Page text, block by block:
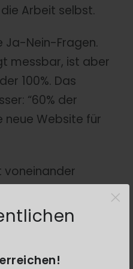
×
Arbeit selbst.
Ja-Nein-Fragen.
messbar, ist aber
100%. Das
“60% der
neue Website für
voneinander
Key Result 1
eine Aufgabenliste
Set.